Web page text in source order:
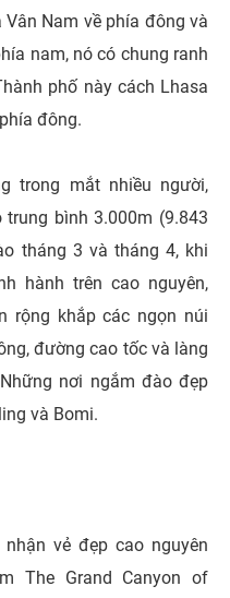
Nam về phía đông và
nam, nó có chung ranh
phố này cách Lhasa
đông.
trong mắt nhiều người,
bình 3.000m (9.843
tháng 3 và tháng 4, khi
hành trên cao nguyên,
rộng khắp các ngọn núi
đường cao tốc và làng
nơi ngắm đào đẹp
và Bomi.
vẻ đẹp cao nguyên
The Grand Canyon of